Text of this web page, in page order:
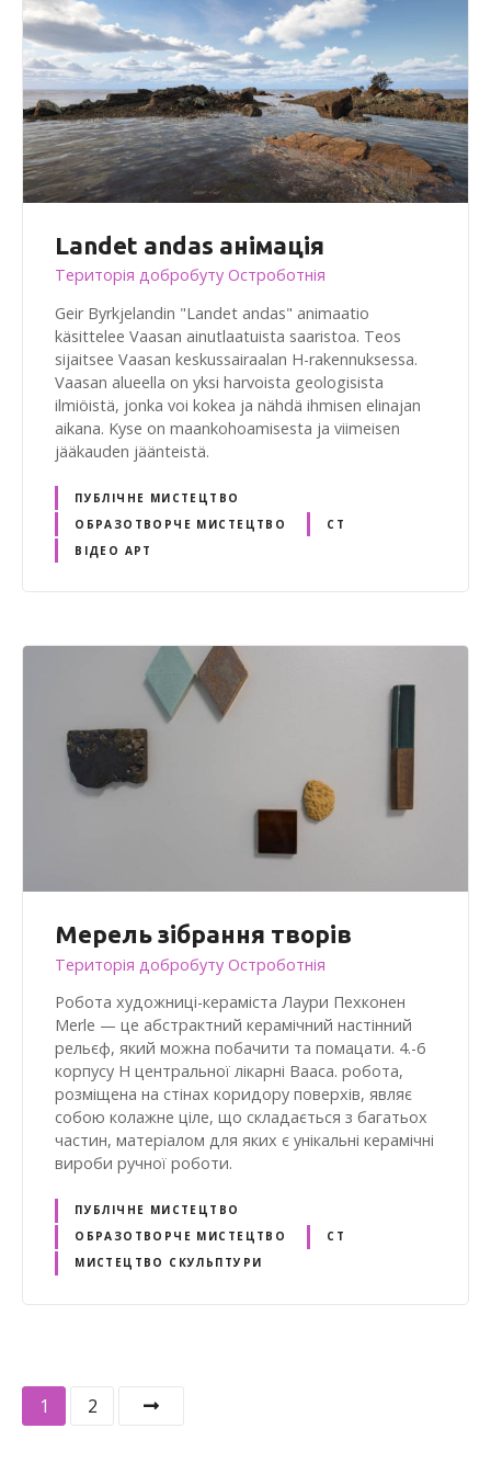
Landet andas анімація
Територія добробуту Остроботнія
Geir Byrkjelandin "Landet andas" animaatio
käsittelee Vaasan ainutlaatuista saaristoa. Teos
sijaitsee Vaasan keskussairaalan H-rakennuksessa.
Vaasan alueella on yksi harvoista geologisista
ilmiöistä, jonka voi kokea ja nähdä ihmisen elinajan
aikana. Kyse on maankohoamisesta ja viimeisen
jääkauden jäänteistä.
ПУБЛІЧНЕ МИСТЕЦТВО
ОБРАЗОТВОРЧЕ МИСТЕЦТВО
СТ
ВІДЕО АРТ
Мерель зібрання творів
Територія добробуту Остроботнія
Робота художниці-кераміста Лаури Пехконен
Merle — це абстрактний керамічний настінний
рельєф, який можна побачити та помацати. 4.-6
корпусу H центральної лікарні Вааса. робота,
розміщена на стінах коридору поверхів, являє
собою колажне ціле, що складається з багатьох
частин, матеріалом для яких є унікальні керамічні
вироби ручної роботи.
ПУБЛІЧНЕ МИСТЕЦТВО
ОБРАЗОТВОРЧЕ МИСТЕЦТВО
СТ
МИСТЕЦТВО СКУЛЬПТУРИ
V1 2